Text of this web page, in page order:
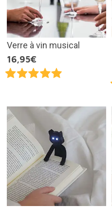
Verre à vin musical
16,95€